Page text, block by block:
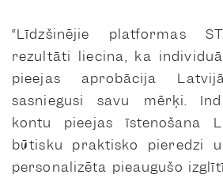
“Līdzšinējie platformas
rezultāti liecina, ka
pieejas aprobācija
sasniegusi savu mērķi.
kontu pieejas īstenošana
būtisku praktisko pieredzi
personalizēta pieaugušo